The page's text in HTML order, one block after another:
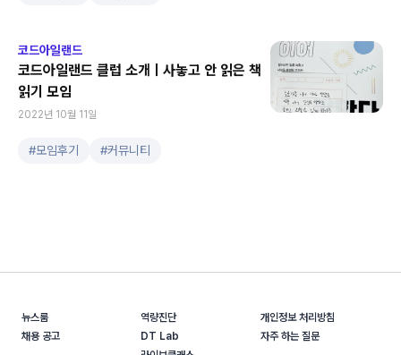
코드아일랜드
코드아일랜드 클럽 소개ㅣ사놓고 안 읽은 책
읽기 모임
2022년 10월 11일
#모임후기 #커뮤니티
뉴스룸
채용 공고
역량진단
DT Lab
개인정보 처리방침
자주 하는 질문